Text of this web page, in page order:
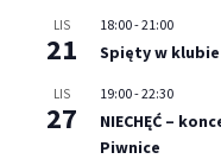
LIS
21
18:00-21:00
Spięty w klubie
LIS
27
19:00-22:30
NIECHĘĆ –
Piwnice